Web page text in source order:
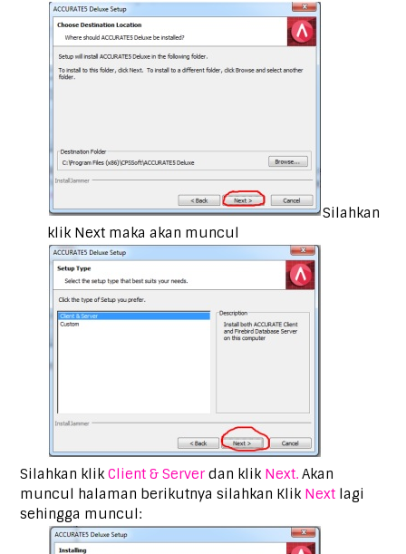
Silahkan
klik Next maka akan muncul
Silahkan klik Client & Server dan klik Next. Akan
muncul halaman berikutnya silahkan Klik Next lagi
sehingga muncul: